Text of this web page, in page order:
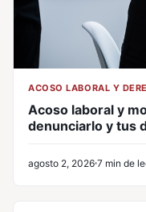
ACOSO LABORAL Y
Acoso laboral y
denunciarlo y tus
agosto 2, 2026 7 min de